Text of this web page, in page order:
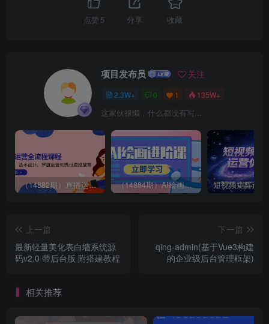
点赞 5 分享 收藏
项目发布员 关注
2.3W+ 0 1 135W+
这家伙很懒，什么都没有写...
（14882期）直播运营全流程课程-5月更新：从起号、话术设计、罗盘运营到微付费投放等 （14884期）AI绘画进阶课，涵盖电商摄影等多领域，PS操作与AI工具使用全面教学
上一篇
最新轻量美化表白墙系统源
码v2.0 带后台版 附搭建教程
下一篇
qing-admin(基于Vue3构建
的企业级后台管理框架)
相关推荐